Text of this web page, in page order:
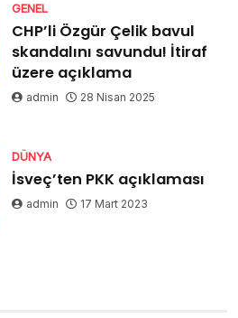
GENEL
CHP’li Özgür Çelik bavul
skandalını savundu! İtiraf
üzere açıklama
admin 28 Nisan 2025
DÜNYA
İsveç’ten PKK açıklaması
admin 17 Mart 2023